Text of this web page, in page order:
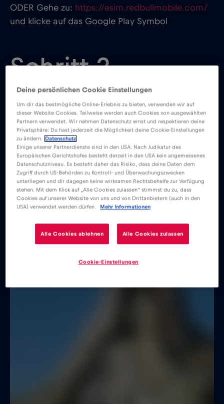
ODER Gehe zu: https://esim.redbullmobile.com/
und klicke auf das Google Play Symbol
Schritt 2
Deine persönlichen Cookie Einstellungen
Um dir das bestmögliche Online-Erlebnis zu bieten, verwenden wir auf
dieser Website Cookies. Teilweise werden auch Cookies von ausgewählten
Partnern verwendet. Wir nehmen Datenschutz ernst und respektieren deine
Privatsphäre: Du hast jederzeit die Möglichkeit deine Cookie-Einstellungen
zu ändern.
Datenschutz
Einige unserer Partnerdienste sind in den USA. Nach Judikatur des
Europäischen Gerichtshofes besteht derzeit in den USA kein angemessenes
Datenschutzniveau. Es besteht daher das Risiko, dass deine Daten dem
Zugriff durch US-Behörden zu Kontroll- und Überwachungszwecken
unterliegen und dir dagegen keine wirksamen Rechtsbehelfe zur Verfügung
stehen. Mit dem Klick auf „Alle Cookies zulassen“ stimmst du zu, dass
Cookies auf unserer Website von uns und von Drittanbietern (auch in den
USA) verwendet werden dürfen.
Mehr Informationen
Alle Cookies ablehnen Alle Cookies zulassen
Cookie-Einstellungen